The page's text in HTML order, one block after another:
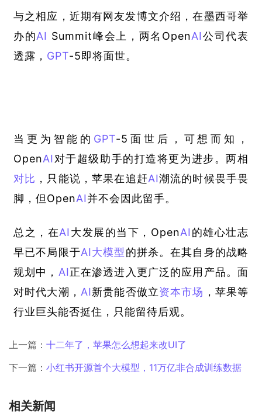
与之相应，近期有网友发博文介绍，在墨西哥举
办的AI Summit峰会上，两名OpenAI公司代表
透露， GPT-5即将面世。
当更为智能的 GPT-5面世后，可想而知，
OpenAI对于超级助手的打造将更为进步。两相
对比 ，只能说，苹果在追赶AI潮流的时候畏手畏
脚，但OpenAI并不会因此留手。
总之，在AI大发展的当下，OpenAI的雄心壮志
早已不局限于AI大模型 的拼杀。在其自身的战略
规划中， AI正在渗透进入更广泛的应用产品。面
对时代大潮， AI新贵能否傲立资本市场 ，苹果等
行业巨头能否挺住，只能留待后观。
上一篇： 十二年了，苹果怎么想起来改UI了
下一篇： 小红书开源首个大模型，11万亿非合成训练数据
相关新闻